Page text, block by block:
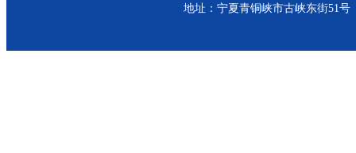
地址：宁夏青铜峡市古峡东街51